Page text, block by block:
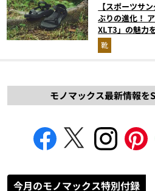
【スポーツサ
ぶりの進化！
XLT3」の魅力
解説！
靴
モノマックス最新情報を
今月のモノマックス特別付録